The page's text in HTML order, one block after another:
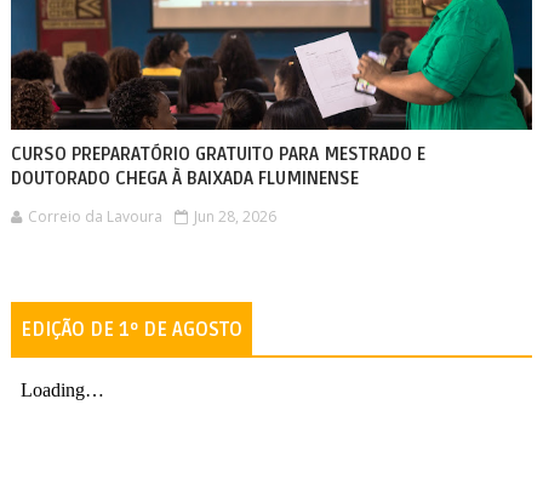
CURSO PREPARATÓRIO GRATUITO PARA MESTRADO E
DOUTORADO CHEGA À BAIXADA FLUMINENSE
Correio da Lavoura Jun 28, 2026
EDIÇÃO DE 1º DE AGOSTO